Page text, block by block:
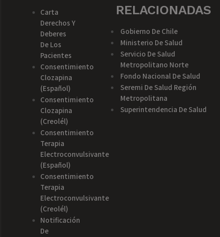
Carta
Derechos Y
Deberes
De Los
Pacientes
Consentimiento
Clozapina
(español)
Consentimiento
Clozapina
(creolél)
Consentimiento
Terapia
Electroconvulsivante
(español)
Consentimiento
Terapia
Electroconvulsivante
(creolél)
Notificación
De
RELACIONADAS
Gobierno De Chile
Ministerio De Salud
Servicio De Salud
Metropolitano Norte
Fondo Nacional De Salud
Seremi De Salud Región
Metropolitana
Superintendencia De Salud